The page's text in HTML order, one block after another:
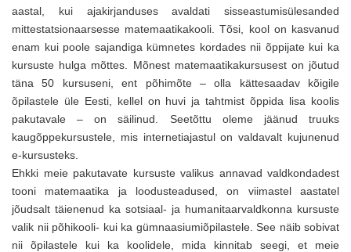
aastal, kui ajakirjanduses avaldati sisseastumisülesanded
mittestatsionaarsesse matemaatikakooli. Tõsi, kool on kasvanud
enam kui poole sajandiga kümnetes kordades nii õppijate kui ka
kursuste hulga mõttes. Mõnest matemaatikakursusest on jõutud
täna 50 kursuseni, ent põhimõte – olla kättesaadav kõigile
õpilastele üle Eesti, kellel on huvi ja tahtmist õppida lisa koolis
pakutavale – on säilinud. Seetõttu oleme jäänud truuks
kaugõppekursustele, mis internetiajastul on valdavalt kujunenud
e-kursusteks.
Ehkki meie pakutavate kursuste valikus annavad valdkondadest
tooni matemaatika ja loodusteadused, on viimastel aastatel
jõudsalt täienenud ka sotsiaal- ja humanitaarvaldkonna kursuste
valik nii põhikooli- kui ka gümnaasiumiõpilastele. See näib sobivat
nii õpilastele kui ka koolidele, mida kinnitab seegi, et meie